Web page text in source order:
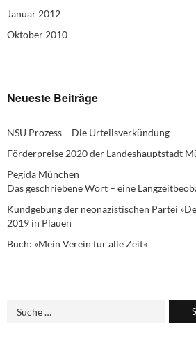
Januar 2012
Oktober 2010
Neueste Beiträge
NSU Prozess – Die Urteilsverkündung
Förderpreise 2020 der Landeshauptstadt
Pegida München
Das geschriebene Wort – eine
Kundgebung der neonazistischen Partei
2019 in Plauen
Buch: »Mein Verein für alle Zeit«